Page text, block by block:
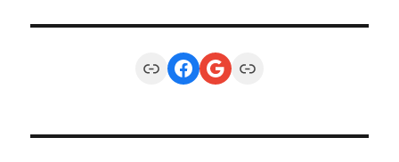
LinkFacebook
Google
Link